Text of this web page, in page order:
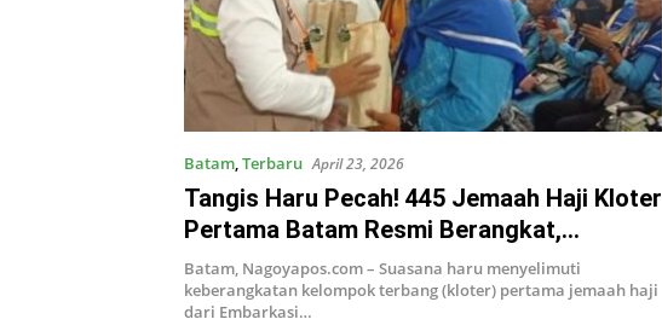
Batam,Terbaru April 23, 2026
Tangis Haru Pecah! 445 Jemaah Haji Kloter
Pertama Batam Resmi Berangkat,
Didominasi Lansia
Batam, Nagoyapos.com – Suasana haru menyelimuti
keberangkatan kelompok terbang (kloter) pertama jemaah haji
dari Embarkasi…